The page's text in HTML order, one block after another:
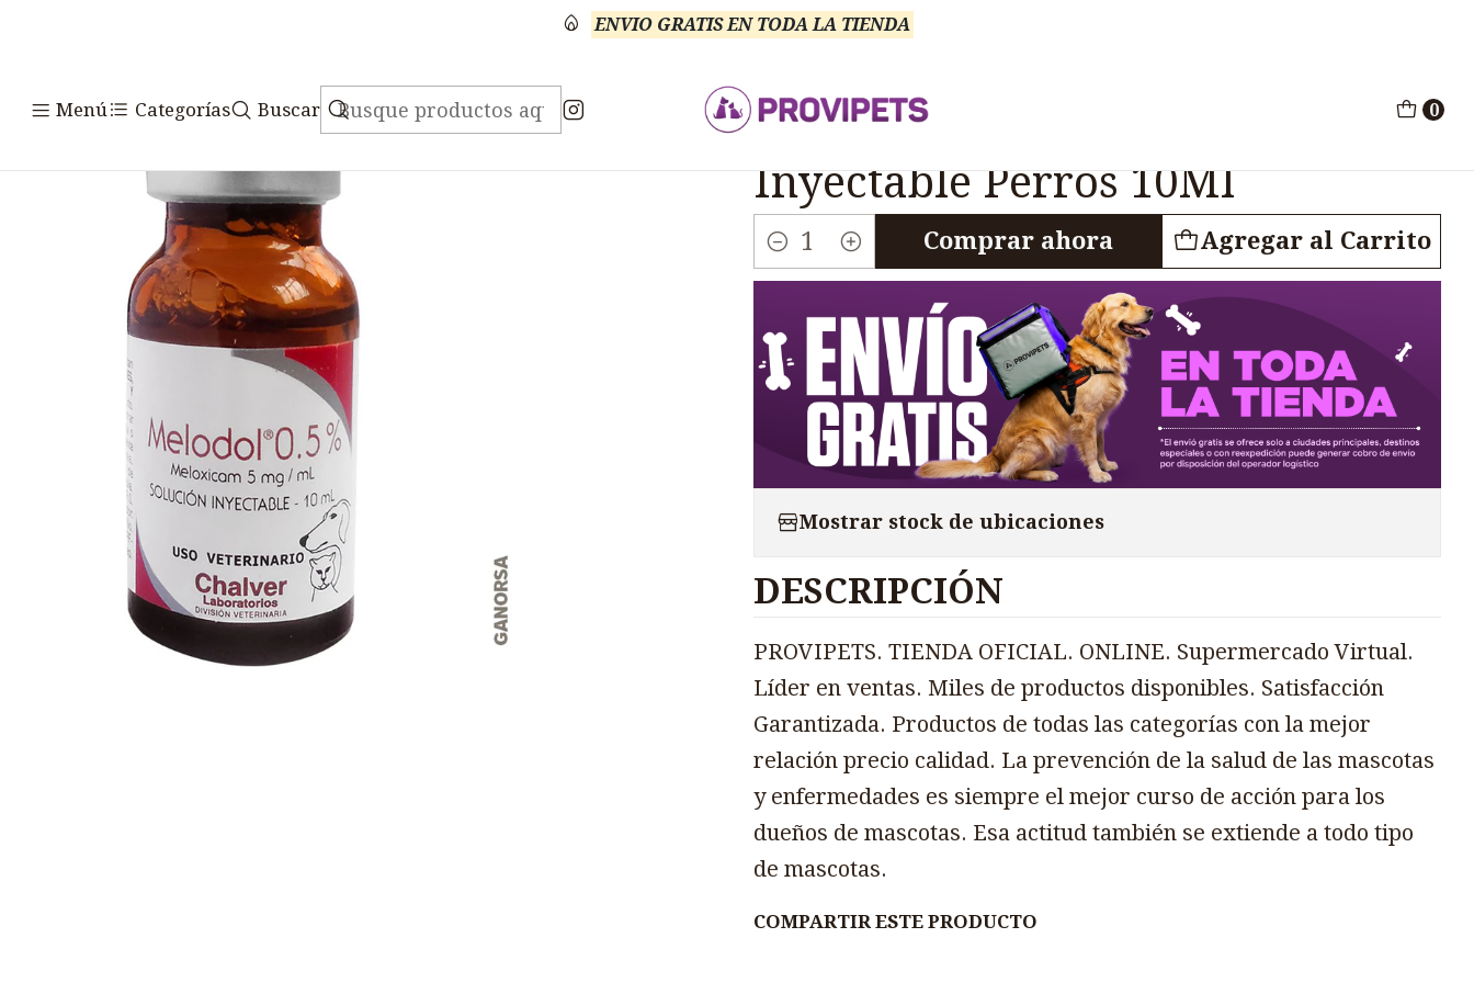
Menú Categorías Buscar 0
ENVIO GRATIS EN TODA LA TIENDA
Veterinario Anti Inflamatorios Melodol 0.5 Antiinflamatorio Inyectable Perros 10Ml
Melodol 0.5 Antiinflamatorio
Inyectable Perros 10Ml
Cantidad
Agregar al Carrito
Comprar ahora
Mostrar stock de ubicaciones
DESCRIPCIÓN
PROVIPETS. TIENDA OFICIAL. ONLINE. Supermercado Virtual.
Líder en ventas. Miles de productos disponibles. Satisfacción
Garantizada. Productos de todas las categorías con la mejor
relación precio calidad. La prevención de la salud de las mascotas
y enfermedades es siempre el mejor curso de acción para los
dueños de mascotas. Esa actitud también se extiende a todo tipo
de mascotas.
COMPARTIR ESTE PRODUCTO